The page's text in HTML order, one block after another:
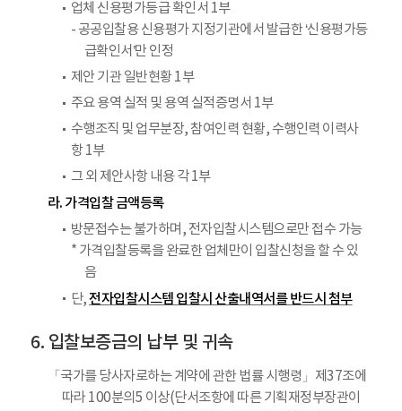
업체 신용평가등급 확인서 1부
- 공공입찰용 신용평가 지정기관에서 발급한 ‘신용평가등
급확인서’만 인정
제안 기관 일반현황 1부
주요 용역 실적 및 용역 실적증명서 1부
수행조직 및 업무분장, 참여인력 현황, 수행인력 이력사
항 1부
그 외 제안사항 내용 각 1부
라. 가격입찰 금액등록
방문접수는 불가하며, 전자입찰시스템으로만 접수 가능
* 가격입찰등록을 완료한 업체만이 입찰신청을 할 수 있
음
단,전자입찰시스템 입찰시 산출내역서를 반드시 첨부
입찰보증금의 납부 및 귀속
「국가를 당사자로하는 계약에 관한 법률 시행령」제37조에
따라 100분의5 이상(단서조항에 따른 기획재정부장관이